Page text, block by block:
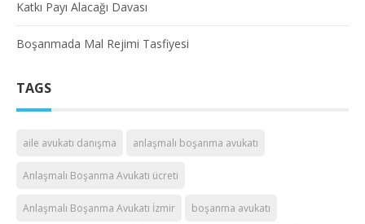
Katkı Payı Alacağı Davası
Boşanmada Mal Rejimi Tasfiyesi
TAGS
aile avukatı danışma anlaşmalı boşanma avukatı
Anlaşmalı Boşanma Avukatı ücreti
Anlaşmalı Boşanma Avukatı İzmir boşanma avukatı